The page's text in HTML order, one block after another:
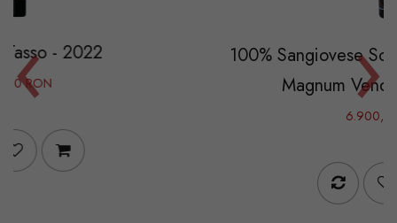
100% Sangiovese Soldera®
Magnum Vendemmia -
‹ ›